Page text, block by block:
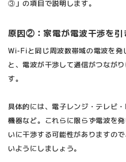
③」の項目で説明します。
原因②：家電が電波干渉を引
Wi-Fiと同じ周波数帯域の電波を発
と、電波が干渉して通信がつなが
す。
具体的には、電子レンジ・テレ
機器など。これらに限らず電波を
いに干渉する可能性がありますの
いようにしましょう。